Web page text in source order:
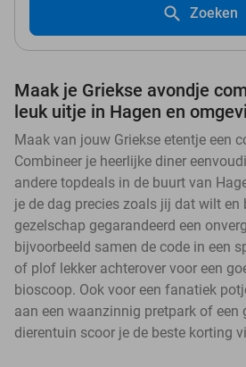
Zoeken
Maak je Griekse avondje
leuk uitje in Hagen en
Maak van jouw Griekse etentje een
Combineer je heerlijke diner
andere topdeals in de buurt van
je de dag precies zoals jij dat wilt en
gezelschap gegarandeerd een
bijvoorbeeld samen de code in een
of plof lekker achterover voor een
bioscoop. Ook voor een fanatiek
aan een waanzinnig pretpark of een
dierentuin scoor je de beste korting